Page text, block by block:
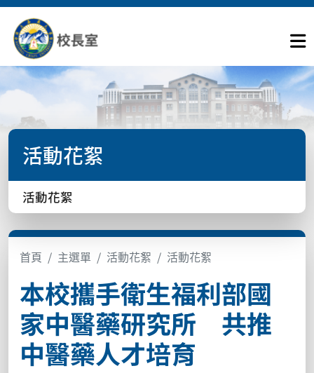
活動花絮
活動花絮
首頁 主選單 活動花絮 活動花絮
本校攜手衛生福利部國
家中醫藥研究所 共推
中醫藥人才培育